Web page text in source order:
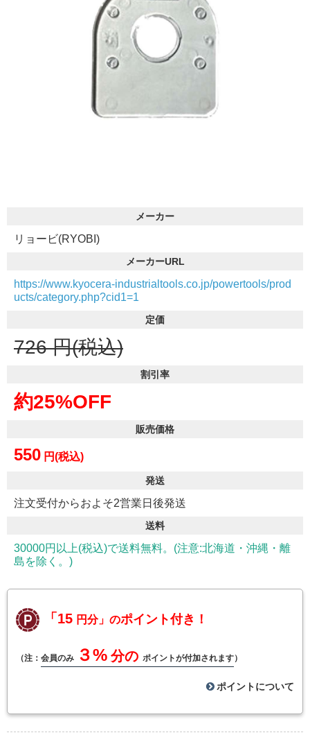
メーカー
リョービ(RYOBI)
メーカーURL
https://www.kyocera-industrialtools.co.jp/powertools/prod
ucts/category.php?cid1=1
定価
726 円(税込)
割引率
約25%OFF
販売価格
550 円(税込)
発送
注文受付からおよそ2営業日後発送
送料
30000円以上(税込)で送料無料。(注意:北海道・沖縄・離
島を除く。)
「15 円分」のポイント付き！
（注： 会員のみ ３% 分の ポイントが付加されます）
ポイントについて